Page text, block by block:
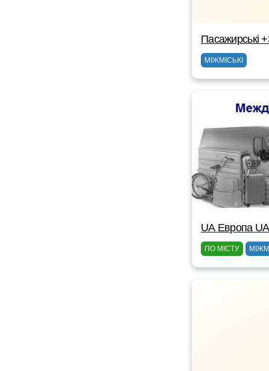
Пасажирські
МІЖМІСЬКІ
UА Европа
ПО МІСТУ